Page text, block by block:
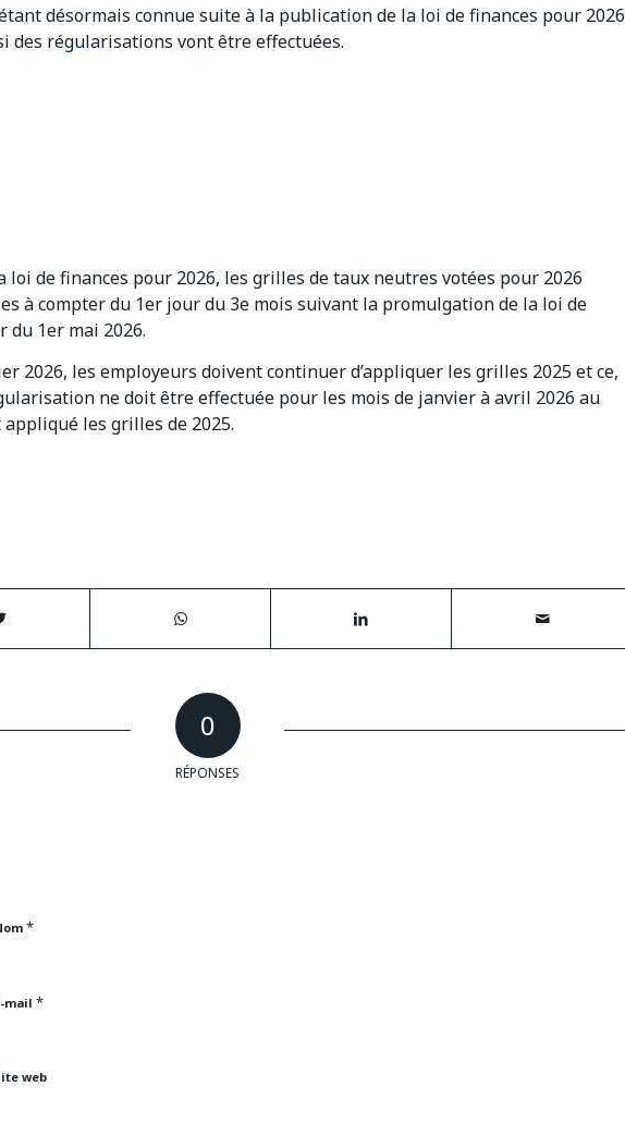
désormais connue suite à la publication de la loi de finances pour 2026
des régularisations vont être effectuées.
de finances pour 2026, les grilles de taux neutres votées pour 2026
à compter du 1er jour du 3e mois suivant la promulgation de la loi de
du 1er mai 2026.
2026, les employeurs doivent continuer d’appliquer les grilles 2025 et ce,
ne doit être effectuée pour les mois de janvier à avril 2026 au
les grilles de 2025.
0
RÉPONSES
*
mail *
web